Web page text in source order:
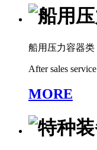
船用压力容器类
After sales service
MORE